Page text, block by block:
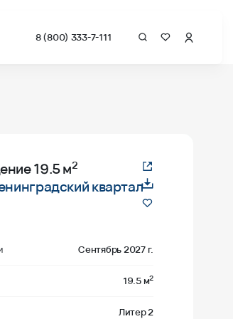
8 (800) 333-7-111
19.5 м2
квартал
Сентябрь 2027 г.
19.5 м2
Литер 2